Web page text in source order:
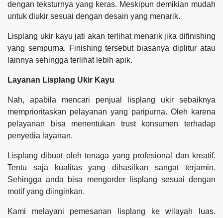
dengan teksturnya yang keras. Meskipun demikian mudah
untuk diukir sesuai dengan desain yang menarik.
Lisplang ukir kayu jati akan terlihat menarik jika difinishing
yang sempurna. Finishing tersebut biasanya diplitur atau
lainnya sehingga terlihat lebih apik.
Layanan Lisplang Ukir Kayu
Nah, apabila mencari penjual lisplang ukir sebaiknya
memprioritaskan pelayanan yang paripurna. Oleh karena
pelayanan bisa menentukan trust konsumen terhadap
penyedia layanan.
Lisplang dibuat oleh tenaga yang profesional dan kreatif.
Tentu saja kualitas yang dihasilkan sangat terjamin.
Sehingga anda bisa mengorder lisplang sesuai dengan
motif yang diinginkan.
Kami melayani pemesanan lisplang ke wilayah luas.